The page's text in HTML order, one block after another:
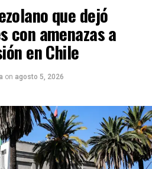
que dejó
con amenazas a
en Chile
on agosto 5, 2026